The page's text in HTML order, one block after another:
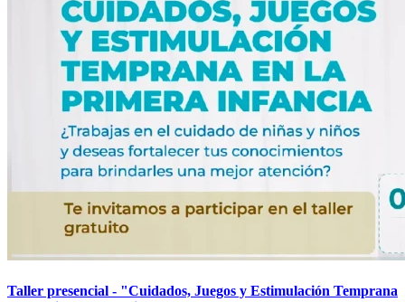
Taller presencial - "Cuidados, Juegos y Estimulación Temprana